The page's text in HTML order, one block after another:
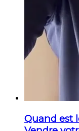
Quand est